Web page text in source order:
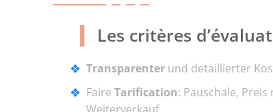
Les critères
Transparenter und detaillierter
FaireTarification: Pauschale,